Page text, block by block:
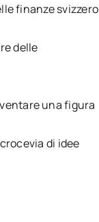
finanze svizzero
delle
una figura
di idee